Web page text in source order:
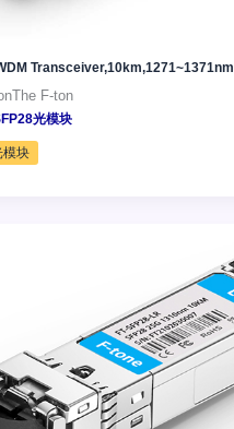
Transceiver,10km,1271~1371nm
F-ton
光模块
模块